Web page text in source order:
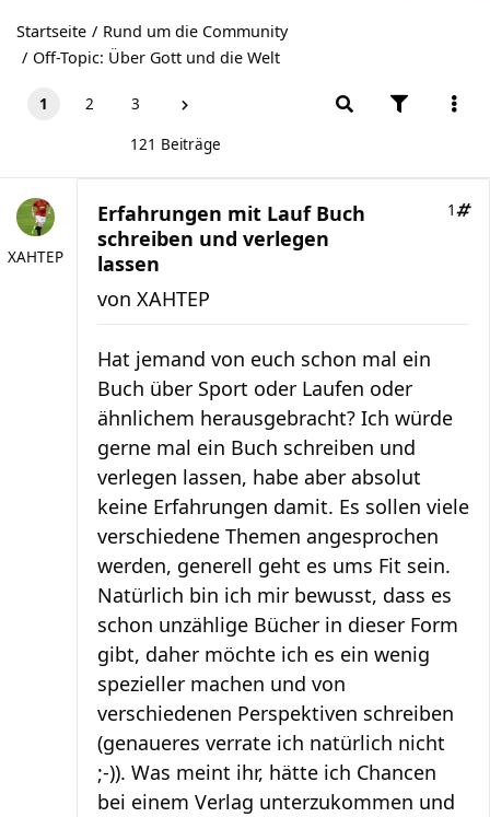
Startseite
Rund um die Community
Off-Topic: Über Gott und die Welt
1 2 3
121 Beiträge
XAHTEP
Erfahrungen mit Lauf Buch
schreiben und verlegen
lassen
1
von XAHTEP
Hat jemand von euch schon mal ein
Buch über Sport oder Laufen oder
ähnlichem herausgebracht? Ich würde
gerne mal ein Buch schreiben und
verlegen lassen, habe aber absolut
keine Erfahrungen damit. Es sollen viele
verschiedene Themen angesprochen
werden, generell geht es ums Fit sein.
Natürlich bin ich mir bewusst, dass es
schon unzählige Bücher in dieser Form
gibt, daher möchte ich es ein wenig
spezieller machen und von
verschiedenen Perspektiven schreiben
(genaueres verrate ich natürlich nicht
;-)). Was meint ihr, hätte ich Chancen
bei einem Verlag unterzukommen und